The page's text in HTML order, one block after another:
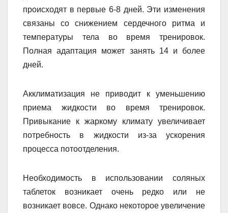
происходят в первые 6-8 дней. Эти изменения
связаны со снижением сердечного ритма и
температуры тела во время тренировок.
Полная адаптация может занять 14 и более
дней.
Акклиматизация не приводит к уменьшению
приема жидкости во время тренировок.
Привыкание к жаркому климату увеличивает
потребность в жидкости из-за ускорения
процесса потоотделения.
Необходимость в использовании соляных
таблеток возникает очень редко или не
возникает вовсе. Однако некоторое увеличение